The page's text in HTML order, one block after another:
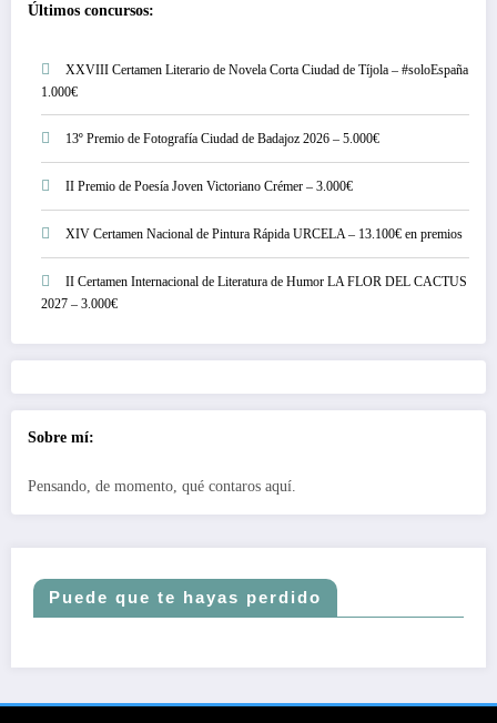
Últimos concursos:
XXVIII Certamen Literario de Novela Corta Ciudad de Tíjola – #soloEspaña
1.000€
13º Premio de Fotografía Ciudad de Badajoz 2026 – 5.000€
II Premio de Poesía Joven Victoriano Crémer – 3.000€
XIV Certamen Nacional de Pintura Rápida URCELA – 13.100€ en premios
II Certamen Internacional de Literatura de Humor LA FLOR DEL CACTUS
2027 – 3.000€
Sobre mí:
Pensando, de momento, qué contaros aquí.
Puede que te hayas perdido